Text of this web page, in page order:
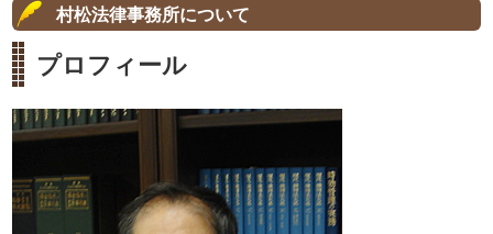
村松法律事務所について
プロフィール